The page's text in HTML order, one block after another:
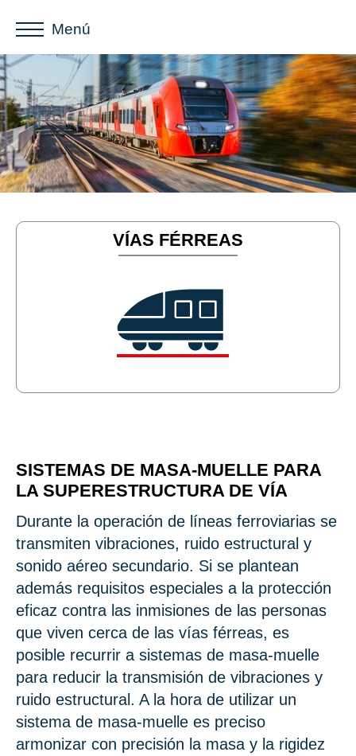
VÍAS FÉRREAS
SISTEMAS DE MASA-MUELLE PARA
LA SUPERESTRUCTURA DE VÍA
Durante la operación de líneas ferroviarias se
transmiten vibraciones, ruido estructural y
sonido aéreo secundario. Si se plantean
además requisitos especiales a la protección
eficaz contra las inmisiones de las personas
que viven cerca de las vías férreas, es
posible recurrir a sistemas de masa-muelle
para reducir la transmisión de vibraciones y
ruido estructural. A la hora de utilizar un
sistema de masa-muelle es preciso
armonizar con precisión la masa y la rigidez
Menú